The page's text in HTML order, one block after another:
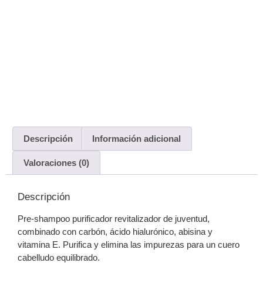
Descripción Información adicional
Valoraciones (0)
Descripción
Pre-shampoo purificador revitalizador de juventud,
combinado con carbón, ácido hialurónico, abisina y
vitamina E. Purifica y elimina las impurezas para un cuero
cabelludo equilibrado.